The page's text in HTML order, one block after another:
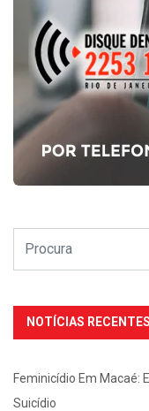
NOTÍCIAS RECENTES
Feminicídio Em Macaé:
Suicídio